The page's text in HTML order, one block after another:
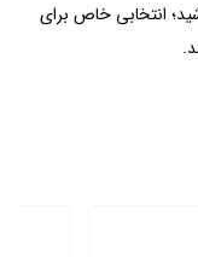
انتخابی خاص برای